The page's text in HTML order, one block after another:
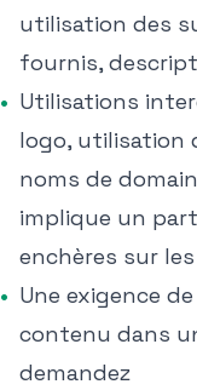
utilisation des
fournis,
Utilisations
logo, utilisation
noms de
implique un
enchères sur
Une exigence
contenu dans
demandez